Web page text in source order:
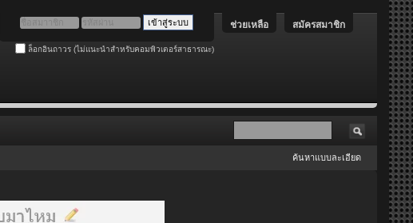
สมัครสมาชิก
ช่วยเหลือ
ล็อกอินถาวร (ไม่แนะนำสำหรับคอมพิวเตอร์สาธารณะ)
ค้นหาแบบละเอียด